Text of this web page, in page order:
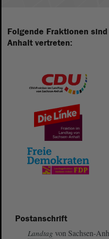
Folgende Fraktionen
Anhalt vertreten:
Postanschrift
Landtag von Sachsen-